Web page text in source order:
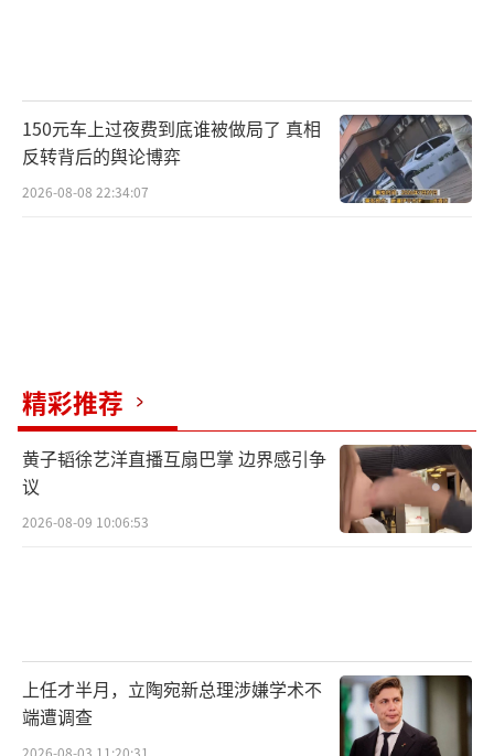
150元车上过夜费到底谁被做局了 真相
反转背后的舆论博弈
2026-08-08 22:34:07
精彩推荐
黄子韬徐艺洋直播互扇巴掌 边界感引争
议
2026-08-09 10:06:53
上任才半月，立陶宛新总理涉嫌学术不
端遭调查
2026-08-03 11:20:31